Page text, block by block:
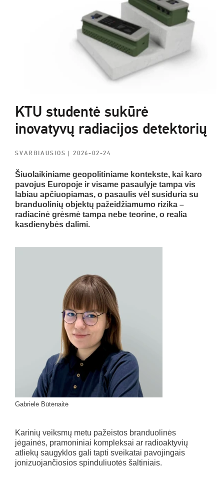
KTU studentė sukūrė
inovatyvų radiacijos detektorių
SVARBIAUSIOS | 2026-02-24
Šiuolaikiniame geopolitiniame kontekste, kai karo
pavojus Europoje ir visame pasaulyje tampa vis
labiau apčiuopiamas, o pasaulis vėl susiduria su
branduolinių objektų pažeidžiamumo rizika –
radiacinė grėsmė tampa nebe teorine, o realia
kasdienybės dalimi.
Gabrielė Būtėnaitė
Karinių veiksmų metu pažeistos branduolinės
jėgainės, pramoniniai kompleksai ar radioaktyvių
atliekų saugyklos gali tapti sveikatai pavojingais
jonizuojančiosios spinduliuotės šaltiniais.